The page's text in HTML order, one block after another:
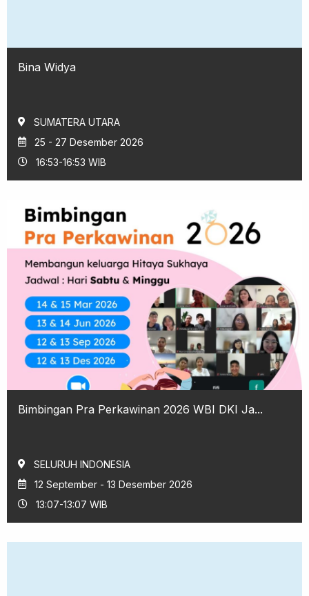
Bina Widya
SUMATERA UTARA
25 - 27 Desember 2026
16:53-16:53 WIB
Bimbingan Pra Perkawinan 2026 WBI DKI Ja...
SELURUH INDONESIA
12 September - 13 Desember 2026
13:07-13:07 WIB